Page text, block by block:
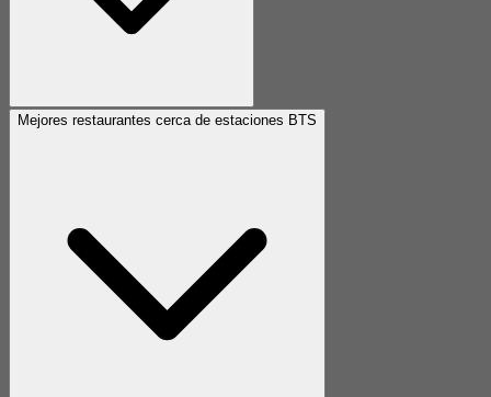
Mejores restaurantes cerca de estaciones BTS